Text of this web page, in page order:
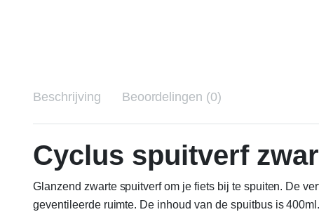
Beschrijving Beoordelingen (0)
Cyclus spuitverf
Glanzend zwarte spuitverf om je fiets bij te spuiten. De
geventileerde ruimte. De inhoud van de spuitbus is 400ml.